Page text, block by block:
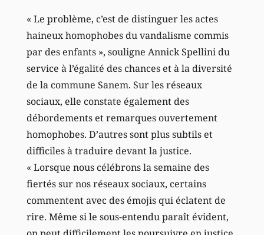
« Le problème, c’est de distinguer les actes
haineux homophobes du vandalisme commis
par des enfants », souligne Annick Spellini du
service à l’égalité des chances et à la diversité
de la commune Sanem. Sur les réseaux
sociaux, elle constate également des
débordements et remarques ouvertement
homophobes. D’autres sont plus subtils et
difficiles à traduire devant la justice.
« Lorsque nous célébrons la semaine des
fiertés sur nos réseaux sociaux, certains
commentent avec des émojis qui éclatent de
rire. Même si le sous-entendu paraît évident,